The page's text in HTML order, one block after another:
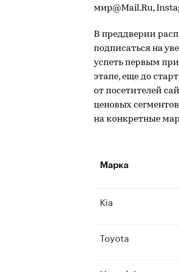
мир@Mail.Ru,
В преддверии
подписаться на
успеть первым
этапе, еще до
от посетителей
ценовых
на конкретные
Марка
Kia
Toyota